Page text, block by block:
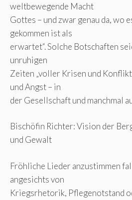
weltbewegende Macht
Gottes – und zwar genau da, wo
gekommen ist als
erwartet“. Solche Botschaften
unruhigen
Zeiten „voller Krisen und
und Angst – in
der Gesellschaft und manchmal
Bischöfin Richter: Vision der
und Gewalt
Fröhliche Lieder anzustimmen
angesichts von
Kriegsrhetorik, Pflegenotstand